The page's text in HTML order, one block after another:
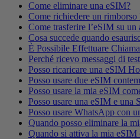
Come eliminare una eSIM?
Come richiedere un
Come trasferire l’eSIM su un
Cosa succede quando
È Possibile Effettuare
Perché ricevo messaggi di
Posso ricaricare una eSIM
Posso usare due eSIM
Posso usare la mia eSIM
Posso usare una eSIM e una
Posso usare WhatsApp con
Quando posso eliminare la
Quando si attiva la mia